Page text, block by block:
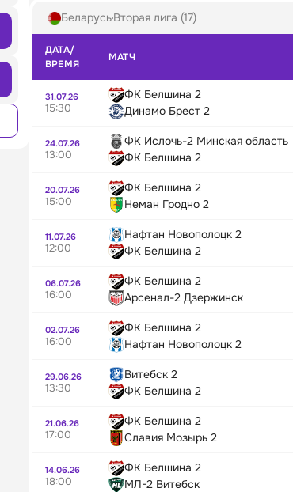
БеларусьВторая лига (17)
ДАТА/
ВРЕМЯ
МАТЧ
31.07.26
15:30
ФК Белшина 2
Динамо Брест 2
24.07.26
13:00
ФК Ислочь-2 Минская область
ФК Белшина 2
20.07.26
15:00
ФК Белшина 2
Неман Гродно 2
11.07.26
12:00
Нафтан Новополоцк 2
ФК Белшина 2
06.07.26
16:00
ФК Белшина 2
Арсенал-2 Дзержинск
02.07.26
16:00
ФК Белшина 2
Нафтан Новополоцк 2
29.06.26
13:30
Витебск 2
ФК Белшина 2
21.06.26
17:00
ФК Белшина 2
Славия Мозырь 2
14.06.26
18:00
ФК Белшина 2
МЛ-2 Витебск